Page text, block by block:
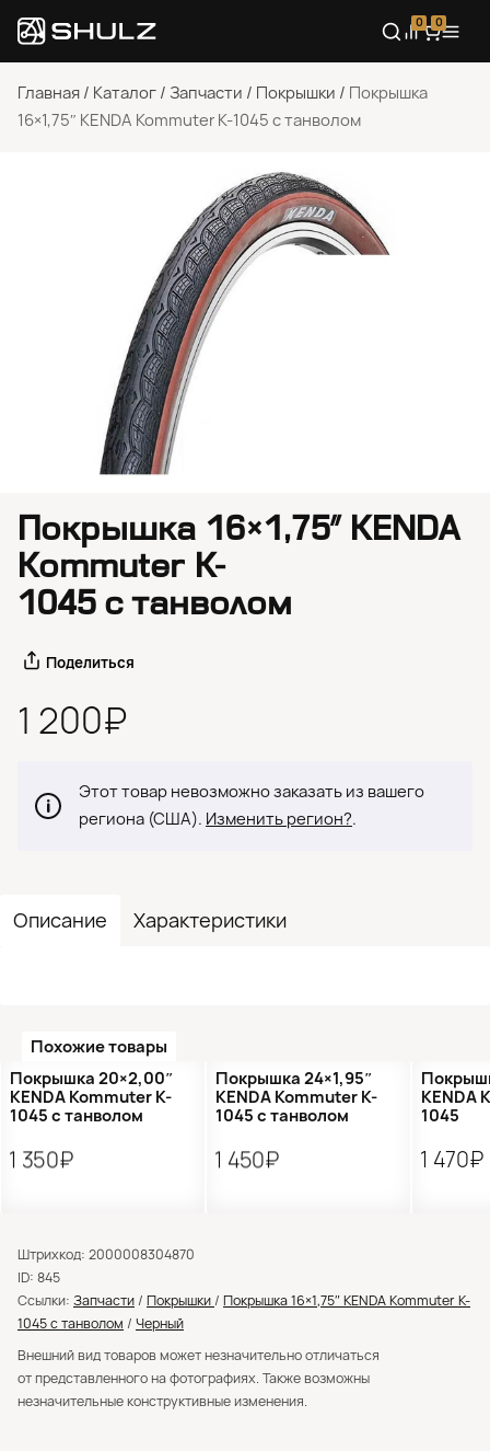
0 0
Главная / Каталог / Запчасти / Покрышки / Покрышка
16×1,75″ KENDA Kommuter K-1045 с танволом
Описание Характеристики
Похожие товары
Покрышка 20×2,00″
KENDA Kommuter K-
1045 с танволом
1 350₽
Покрышка 24×1,95″
KENDA Kommuter K-
1045 с танволом
1 450₽
KENDA
1045
1 470₽
Покрышка 16×1,75″ KENDA
Kommuter K-
1045 с танволом
Поделиться
1 200₽
Этот товар невозможно заказать из вашего
региона (США). Изменить регион?.
Штрихкод: 2000008304870
ID: 845
Ссылки: Запчасти / Покрышки / Покрышка 16×1,75″ KENDA Kommuter K-
1045 с танволом / Черный
Внешний вид товаров может незначительно отличаться
от представленного на фотографиях. Также возможны
незначительные конструктивные изменения.